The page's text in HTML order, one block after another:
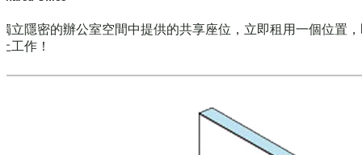
立隱密的辦公室空間中提供的共享座位，立即租用一個位置
工作！